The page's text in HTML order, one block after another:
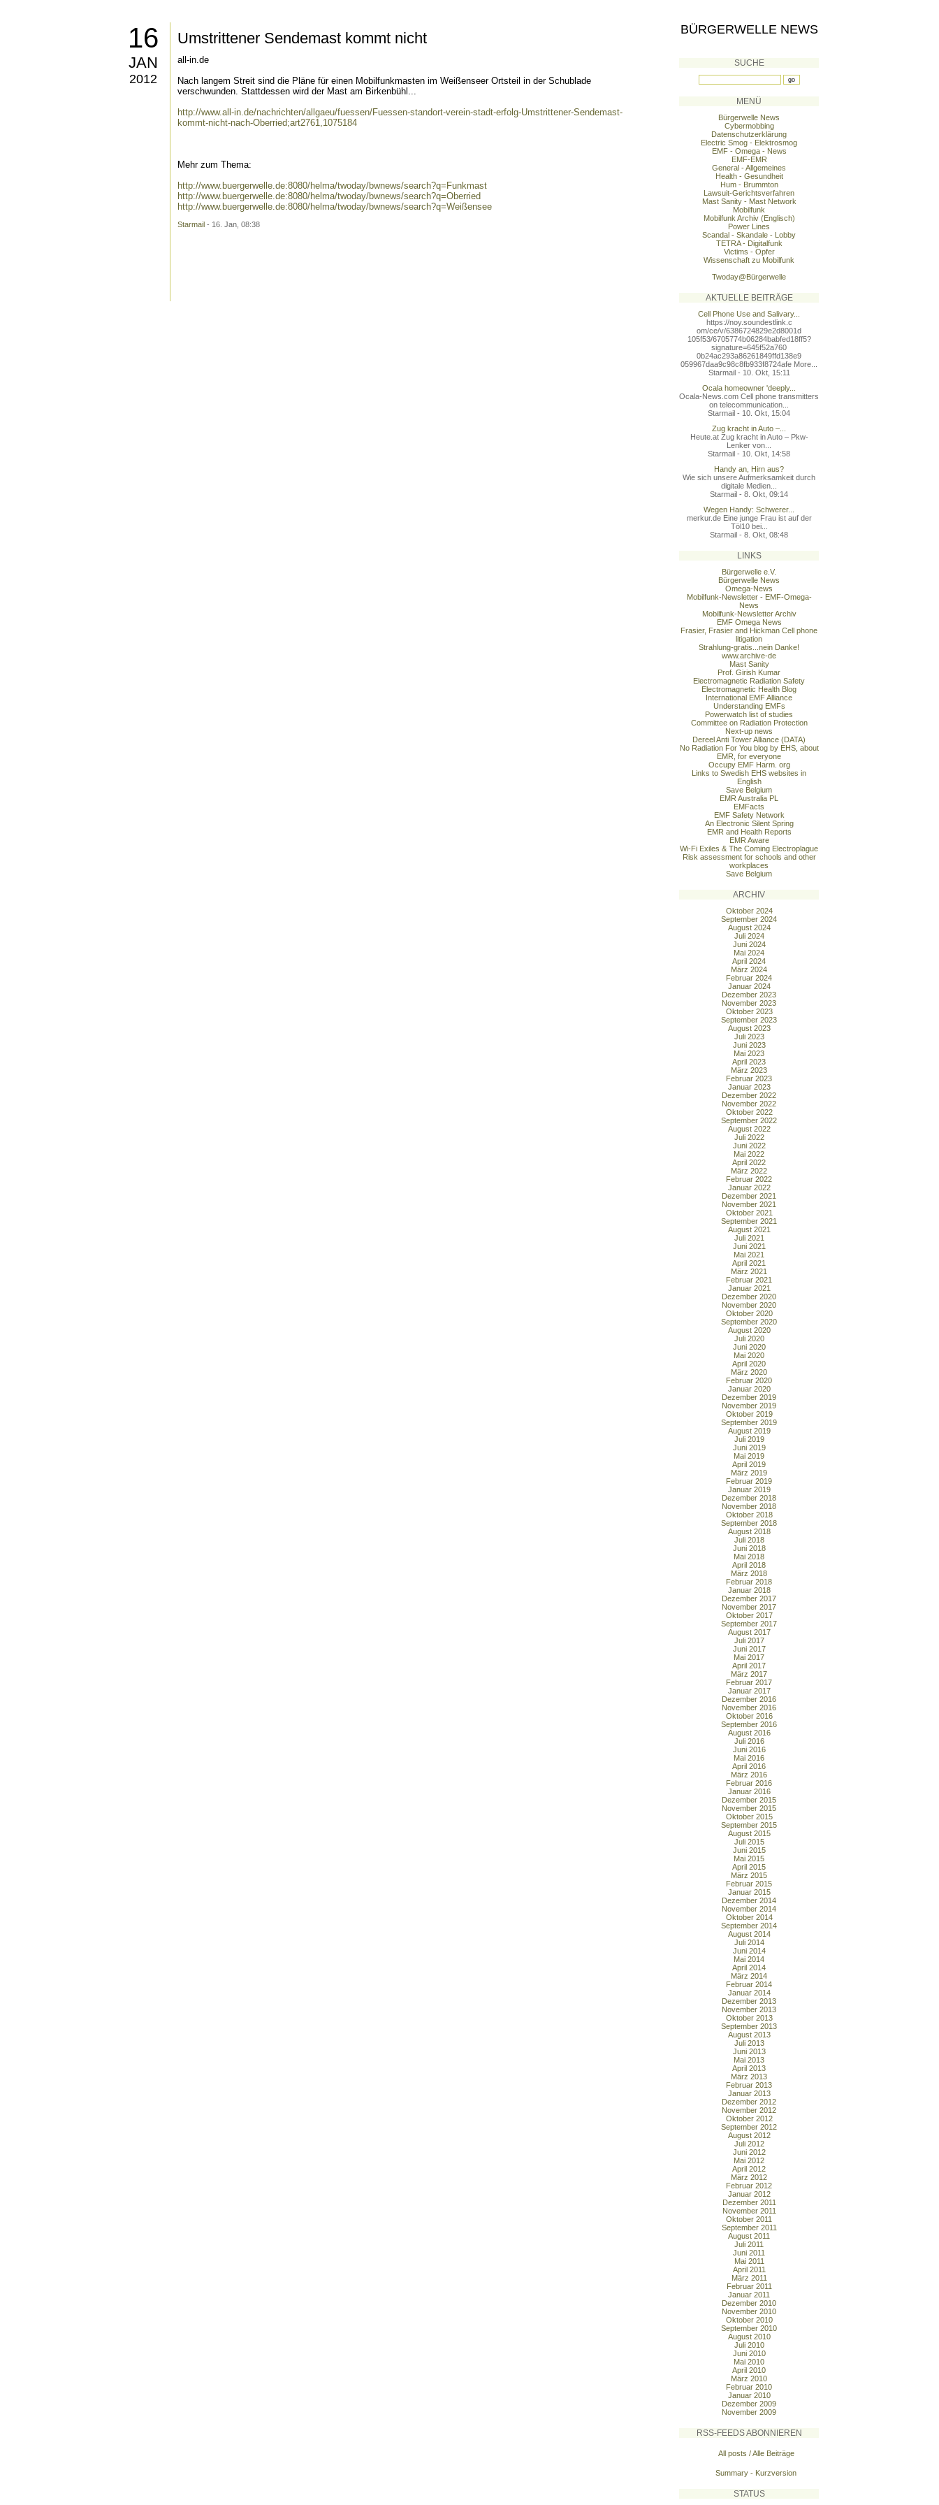
16
JAN
2012
Umstrittener Sendemast kommt nicht
all-in.de
Nach langem Streit sind die Pläne für einen Mobilfunkmasten im Weißenseer Ortsteil in der Schublade
verschwunden. Stattdessen wird der Mast am Birkenbühl...
http://www.all-in.de/nachrichten/allgaeu/fuessen/Fuessen-standort-verein-stadt-erfolg-Umstrittener-Sendemast-
kommt-nicht-nach-Oberried;art2761,1075184
Mehr zum Thema:
http://www.buergerwelle.de:8080/helma/twoday/bwnews/search?q=Funkmast
http://www.buergerwelle.de:8080/helma/twoday/bwnews/search?q=Oberried
http://www.buergerwelle.de:8080/helma/twoday/bwnews/search?q=Weißensee
Starmail - 16. Jan, 08:38
BÜRGERWELLE NEWS
SUCHE
MENÜ
Bürgerwelle News
Cybermobbing
Datenschutzerklärung
Electric Smog - Elektrosmog
EMF - Omega - News
EMF-EMR
General - Allgemeines
Health - Gesundheit
Hum - Brummton
Lawsuit-Gerichtsverfahren
Mast Sanity - Mast Network
Mobilfunk
Mobilfunk Archiv (Englisch)
Power Lines
Scandal - Skandale - Lobby
TETRA - Digitalfunk
Victims - Opfer
Wissenschaft zu Mobilfunk
Twoday@Bürgerwelle
AKTUELLE BEITRÄGE
Cell Phone Use and Salivary...
https://noy.soundestlink.c
om/ce/v/6386724829e2d8001d
105f53/6705774b06284babfed18ff5?
signature=645f52a760
0b24ac293a86261849ffd138e9
059967daa9c98c8fb933f8724afe More...
Starmail - 10. Okt, 15:11
Ocala homeowner 'deeply...
Ocala-News.com Cell phone transmitters
on telecommunication...
Starmail - 10. Okt, 15:04
Zug kracht in Auto –...
Heute.at Zug kracht in Auto – Pkw-
Lenker von...
Starmail - 10. Okt, 14:58
Handy an, Hirn aus?
Wie sich unsere Aufmerksamkeit durch
digitale Medien...
Starmail - 8. Okt, 09:14
Wegen Handy: Schwerer...
merkur.de Eine junge Frau ist auf der
Töl10 bei...
Starmail - 8. Okt, 08:48
LINKS
Bürgerwelle e.V.
Bürgerwelle News
Omega-News
Mobilfunk-Newsletter - EMF-Omega-
News
Mobilfunk-Newsletter Archiv
EMF Omega News
Frasier, Frasier and Hickman Cell phone
litigation
Strahlung-gratis...nein Danke!
www.archive-de
Mast Sanity
Prof. Girish Kumar
Electromagnetic Radiation Safety
Electromagnetic Health Blog
International EMF Alliance
Understanding EMFs
Powerwatch list of studies
Committee on Radiation Protection
Next-up news
Dereel Anti Tower Alliance (DATA)
No Radiation For You blog by EHS, about
EMR, for everyone
Occupy EMF Harm. org
Links to Swedish EHS websites in
English
Save Belgium
EMR Australia PL
EMFacts
EMF Safety Network
An Electronic Silent Spring
EMR and Health Reports
EMR Aware
Wi-Fi Exiles & The Coming Electroplague
Risk assessment for schools and other
workplaces
Save Belgium
ARCHIV
Oktober 2024
September 2024
August 2024
Juli 2024
Juni 2024
Mai 2024
April 2024
März 2024
Februar 2024
Januar 2024
Dezember 2023
November 2023
Oktober 2023
September 2023
August 2023
Juli 2023
Juni 2023
Mai 2023
April 2023
März 2023
Februar 2023
Januar 2023
Dezember 2022
November 2022
Oktober 2022
September 2022
August 2022
Juli 2022
Juni 2022
Mai 2022
April 2022
März 2022
Februar 2022
Januar 2022
Dezember 2021
November 2021
Oktober 2021
September 2021
August 2021
Juli 2021
Juni 2021
Mai 2021
April 2021
März 2021
Februar 2021
Januar 2021
Dezember 2020
November 2020
Oktober 2020
September 2020
August 2020
Juli 2020
Juni 2020
Mai 2020
April 2020
März 2020
Februar 2020
Januar 2020
Dezember 2019
November 2019
Oktober 2019
September 2019
August 2019
Juli 2019
Juni 2019
Mai 2019
April 2019
März 2019
Februar 2019
Januar 2019
Dezember 2018
November 2018
Oktober 2018
September 2018
August 2018
Juli 2018
Juni 2018
Mai 2018
April 2018
März 2018
Februar 2018
Januar 2018
Dezember 2017
November 2017
Oktober 2017
September 2017
August 2017
Juli 2017
Juni 2017
Mai 2017
April 2017
März 2017
Februar 2017
Januar 2017
Dezember 2016
November 2016
Oktober 2016
September 2016
August 2016
Juli 2016
Juni 2016
Mai 2016
April 2016
März 2016
Februar 2016
Januar 2016
Dezember 2015
November 2015
Oktober 2015
September 2015
August 2015
Juli 2015
Juni 2015
Mai 2015
April 2015
März 2015
Februar 2015
Januar 2015
Dezember 2014
November 2014
Oktober 2014
September 2014
August 2014
Juli 2014
Juni 2014
Mai 2014
April 2014
März 2014
Februar 2014
Januar 2014
Dezember 2013
November 2013
Oktober 2013
September 2013
August 2013
Juli 2013
Juni 2013
Mai 2013
April 2013
März 2013
Februar 2013
Januar 2013
Dezember 2012
November 2012
Oktober 2012
September 2012
August 2012
Juli 2012
Juni 2012
Mai 2012
April 2012
März 2012
Februar 2012
Januar 2012
Dezember 2011
November 2011
Oktober 2011
September 2011
August 2011
Juli 2011
Juni 2011
Mai 2011
April 2011
März 2011
Februar 2011
Januar 2011
Dezember 2010
November 2010
Oktober 2010
September 2010
August 2010
Juli 2010
Juni 2010
Mai 2010
April 2010
März 2010
Februar 2010
Januar 2010
Dezember 2009
November 2009
RSS-FEEDS ABONNIEREN
All posts / Alle Beiträge
Summary - Kurzversion
STATUS